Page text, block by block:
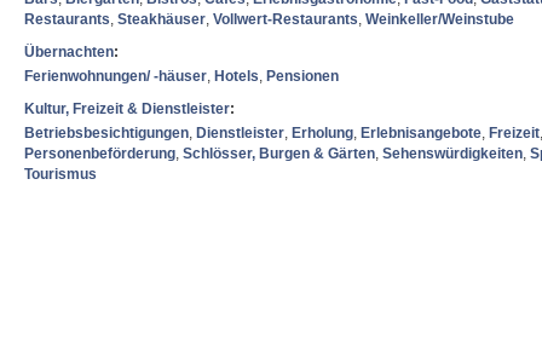
Restaurants, Steakhäuser, Vollwert-Restaurants, Weinkeller/Weinstube
Übernachten:
Ferienwohnungen/ -häuser, Hotels, Pensionen
Kultur, Freizeit & Dienstleister:
Betriebsbesichtigungen, Dienstleister, Erholung, Erlebnisangebote, Freizeit
Personenbeförderung, Schlösser, Burgen & Gärten, Sehenswürdigkeiten,
Tourismus